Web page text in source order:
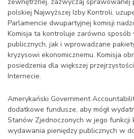
polskiej Najwyższej Izby Kontroli,
Parlamencie dwupartyjnej komisji
Komisja ta kontroluje zarówno
publicznych, jak i wprowadzane
kryzysowi ekonomicznemu. Komisja
posiedzenia dla większej
Internecie.
Amerykański Government
dodatkowe fundusze, aby mógł
Stanów Zjednoczonych w jego funkcji
wydawania pieniędzy publicznych w